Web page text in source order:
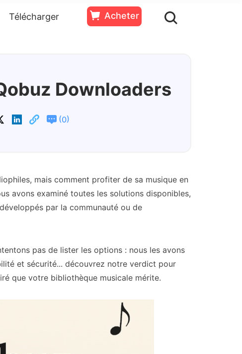
Télécharger Acheter
Essai
Acheter
Downloaders
(0)
mais comment profiter de sa musique en
avons examiné toutes les solutions disponibles,
par la communauté ou de
pas de lister les options : nous les avons
et sécurité... découvrez notre verdict pour
que votre bibliothèque musicale mérite.